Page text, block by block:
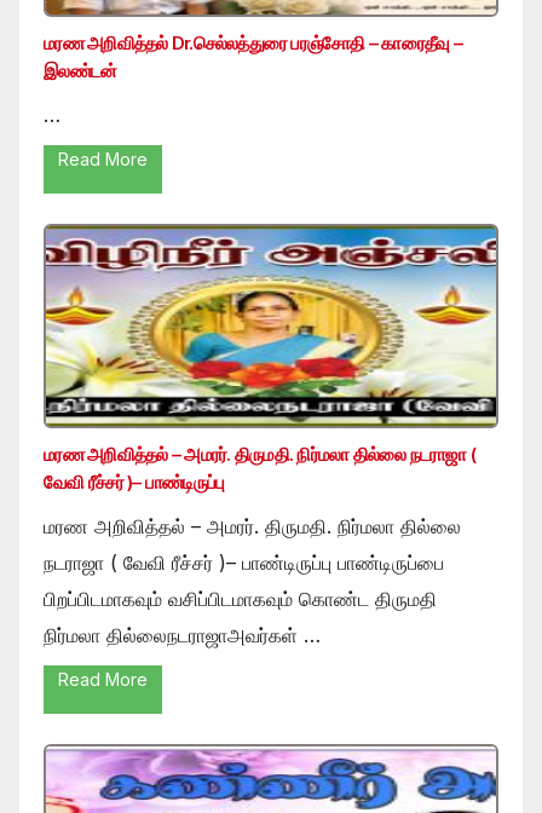
மரண அறிவித்தல் Dr.செல்லத்துரை பரஞ்சோதி – காரைதீவு –
இலண்டன்
…
Read More
மரண அறிவித்தல் – அமரர். திருமதி. நிர்மலா தில்லை நடராஜா (
வேவி ரீச்சர் )– பாண்டிருப்பு
மரண அறிவித்தல் – அமரர். திருமதி. நிர்மலா தில்லை
நடராஜா ( வேவி ரீச்சர் )– பாண்டிருப்பு பாண்டிருப்பை
பிறப்பிடமாகவும் வசிப்பிடமாகவும் கொண்ட திருமதி
நிர்மலா தில்லைநடராஜாஅவர்கள் …
Read More